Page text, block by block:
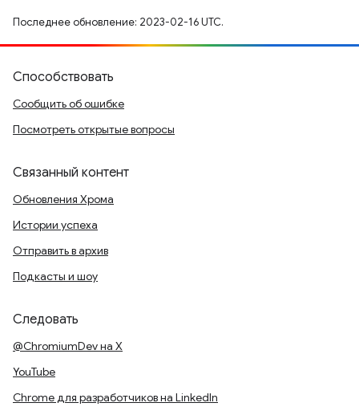
Последнее обновление: 2023-02-16 UTC.
Способствовать
Сообщить об ошибке
Посмотреть открытые вопросы
Связанный контент
Обновления Хрома
Истории успеха
Отправить в архив
Подкасты и шоу
Следовать
@ChromiumDev на X
YouTube
Chrome для разработчиков на LinkedIn